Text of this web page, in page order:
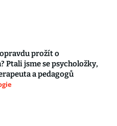
prožít o
Ptali jsme se psycholožky,
a pedagogů